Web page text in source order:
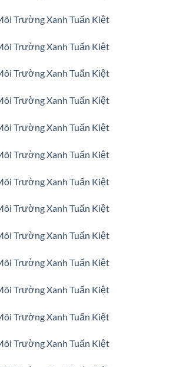
Trường Xanh Tuấn Kiệt
Trường Xanh Tuấn Kiệt
Trường Xanh Tuấn Kiệt
Trường Xanh Tuấn Kiệt
Trường Xanh Tuấn Kiệt
Trường Xanh Tuấn Kiệt
Trường Xanh Tuấn Kiệt
Trường Xanh Tuấn Kiệt
Trường Xanh Tuấn Kiệt
Trường Xanh Tuấn Kiệt
Trường Xanh Tuấn Kiệt
Trường Xanh Tuấn Kiệt
Trường Xanh Tuấn Kiệt